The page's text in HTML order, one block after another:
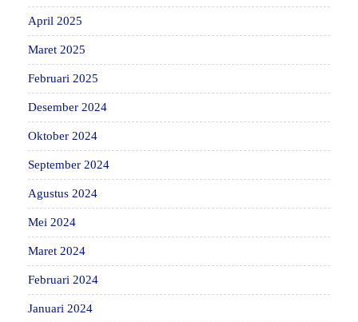
April 2025
Maret 2025
Februari 2025
Desember 2024
Oktober 2024
September 2024
Agustus 2024
Mei 2024
Maret 2024
Februari 2024
Januari 2024